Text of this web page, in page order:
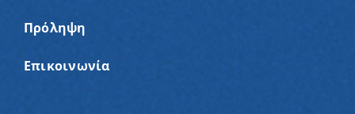
Πρόληψη
Επικοινωνία